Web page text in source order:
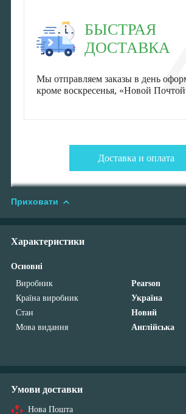
БЫСТРАЯ
ДОСТАВКА
Мы отправляем заказы в день
кроме воскресенья, «Новой
Доставка и оплата
Приховати
Характеристики
Основні
Виробник
Pearson
Країна виробник
Україна
Стан
Новий
Мова видання
Англійська
Умови доставки
Нова Пошта